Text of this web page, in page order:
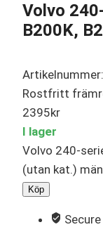
Volvo
B200K,
Rostfritt
2395kr
I lager
Volvo 240-
(utan kat.)
Köp